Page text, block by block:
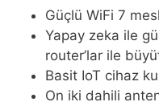
Güçlü WiFi 7
Yapay zeka ile
router’lar ile
Basit IoT cihaz
On iki dahili